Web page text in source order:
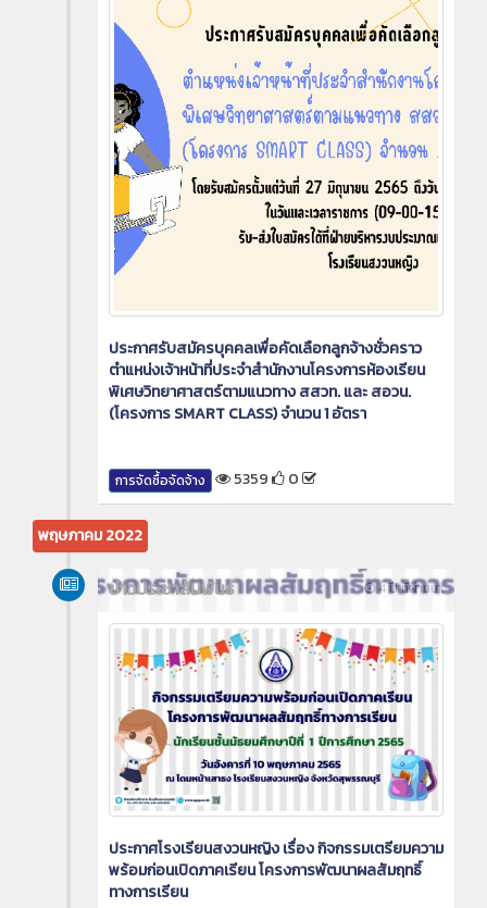
ประกาศรับสมัครบุคคลเพื่อคัดเลือกลูกจ้างชั่วคราว
ตำแหน่งเจ้าหน้าที่ประจำสำนักงานโครงการห้องเรียน
พิเศษวิทยาศาสตร์ตามแนวทาง สสวท. และ สอวน.
(โครงการ SMART CLASS) จำนวน 1 อัตรา
การจัดซื้อจัดจ้าง 5359 0
พฤษภาคม 2022
4 ปี ที่ผ่านมา
ข่าวประชาสัมพันธ์
ประกาศโรงเรียนสงวนหญิง เรื่อง กิจกรรมเตรียมความ
พร้อมก่อนเปิดภาคเรียน โครงการพัฒนาผลสัมฤทธิ์
ทางการเรียน